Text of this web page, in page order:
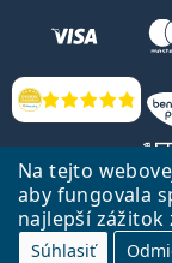
Na tejto
aby fungovala
najlepší zážitok
Súhlasiť
Hodnotenia
Späť